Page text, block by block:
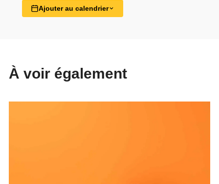
Ajouter au calendrier
À voir également